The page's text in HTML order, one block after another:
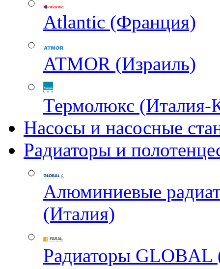
Atlantic (Франция)
ATMOR (Израиль)
Термолюкс (Италия-
Насосы и насосные
Радиаторы и
Алюминиевые
(Италия)
Радиаторы GLOBAL